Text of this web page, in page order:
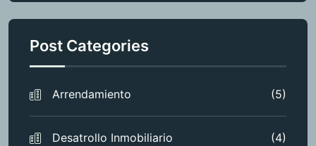
Post Categories
Arrendamiento (5)
Desatrollo Inmobiliario (4)